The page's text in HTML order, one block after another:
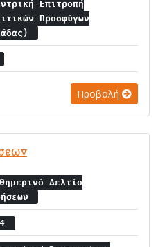
Επιτροπή
Προσφύγων
Προβολή
Δελτίο